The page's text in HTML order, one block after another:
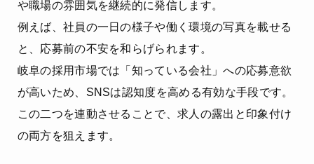
や職場の雰囲気を継続的に発信します。
例えば、社員の一日の様子や働く環境の写真を載せる
と、応募前の不安を和らげられます。
岐阜の採用市場では「知っている会社」への応募意欲
が高いため、SNSは認知度を高める有効な手段です。
この二つを連動させることで、求人の露出と印象付け
の両方を狙えます。